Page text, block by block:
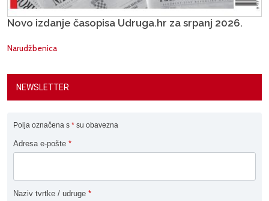
Novo izdanje časopisa Udruga.hr za srpanj 2026.
Narudžbenica
NEWSLETTER
Polja označena s * su obavezna
Adresa e-pošte *
Naziv tvrtke / udruge *